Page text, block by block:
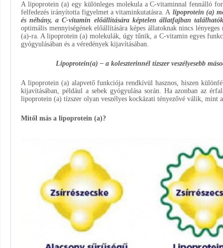
A lipoprotein (a) egy különleges molekula a C-vitaminnal fennálló
felfedezés irányította figyelmet a vitaminkutatásra. A lipoprotein (a)
és néhány, a C-vitamin előállítására képtelen állatfajban
optimális mennyiségének előállítására képes állatoknak nincs
(a)-ra. A lipoprotein (a) molekulák, úgy tűnik, a C-vitamin egyes
gyógyulásában és a véredények kijavításában.
Lipoprotein(a) – a koleszterinnél tízszer veszélyesebb
A lipoprotein (a) alapvető funkciója rendkívül hasznos, hiszen
kijavításában, például a sebek gyógyulása során. Ha azonban az
lipoprotein (a) tízszer olyan veszélyes kockázati tényezővé válik, mint
Mitől más a lipoprotein (a)?